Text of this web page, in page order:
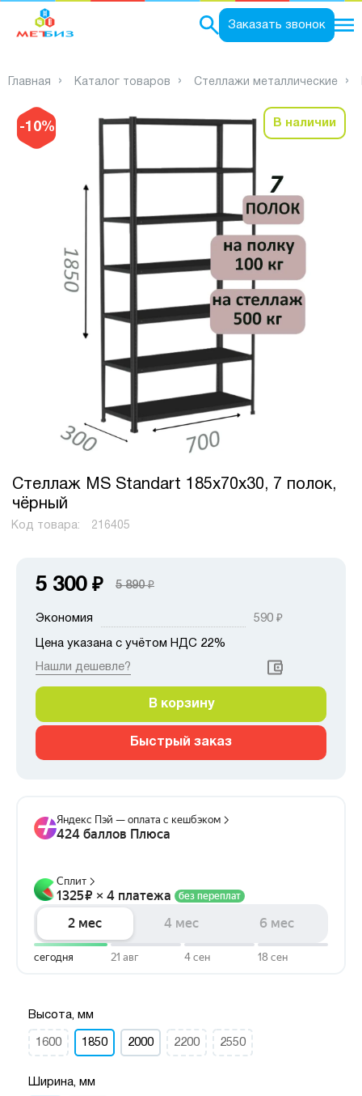
Заказать звонок
Главная Каталог товаров Стеллажи металлические
-10% В наличии
Стеллаж MS Standart 185х70х30, 7 полок,
чёрный
Код товара: 216405
5 300 ₽ 5 890₽
Экономия 590 ₽
Цена указана с учётом НДС 22%
Нашли дешевле?
В корзину
Быстрый заказ
Высота, мм
1600 1850 2000 2200 2550
Ширина, мм